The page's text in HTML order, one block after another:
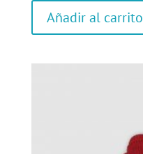
Añadir al carrito